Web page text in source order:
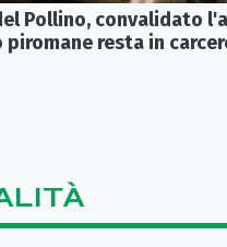
Pollino, convalidato
piromane resta in